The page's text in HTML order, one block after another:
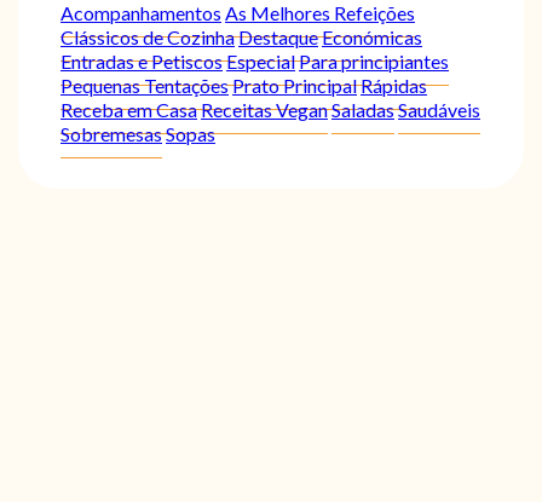
Acompanhamentos As Melhores Refeições
Clássicos de CozinhaDestaqueEconómicas
Entradas e PetiscosEspecialPara principiantes
Pequenas TentaçõesPrato PrincipalRápidas
Receba em CasaReceitas VeganSaladasSaudáveis
SobremesasSopas